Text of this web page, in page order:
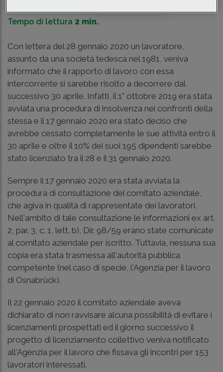
Tempo di lettura 2 min.
Con lettera del 28 gennaio 2020 un lavoratore,
assunto da una società tedesca nel 1981, veniva
informato che il rapporto di lavoro con essa
intercorrente si sarebbe risolto a decorrere dal
successivo 30 aprile. Infatti, il 1° ottobre 2019 era stata
avviata una procedura di insolvenza nei confronti della
stessa e il 17 gennaio 2020 era stato deciso che
avrebbe cessato completamente le sue attività entro il
30 aprile e oltre il 10% dei suoi 195 dipendenti sarebbe
stato licenziato tra il 28 e il 31 gennaio 2020.
Sempre il 17 gennaio 2020 era stata avviata la
procedura di consultazione del comitato aziendale,
che agiva in qualità di rappresentate dei lavoratori.
Nell'ambito di tale consultazione le informazioni ex art.
2, par. 3, c. 1, lett. b), Dir. 98/59 erano state comunicate
al comitato aziendale per iscritto. Tuttavia, nessuna sua
copia era stata trasmessa all'autorità pubblica
competente (nel caso di specie, l'Agenzia per il lavoro
di Osnabrück).
Il 22 gennaio 2020 il comitato aziendale aveva
dichiarato di non ravvisare alcuna possibilità di evitare i
licenziamenti prospettati ed il giorno successivo il
progetto di licenziamento collettivo veniva notificato
all'Agenzia per il lavoro che fissava gli incontri per 153
lavoratori interessati.